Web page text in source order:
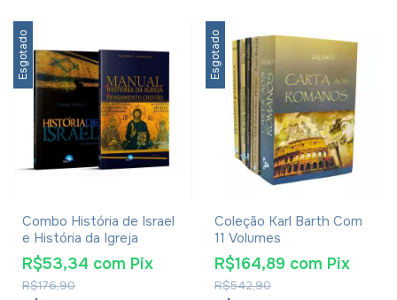
Esgotado
Combo História de Israel
e História da Igreja
R$176,90
R$53,34 com Pix
Esgotado
Coleção Karl Barth Com
11 Volumes
R$542,90
R$164,89 com Pix